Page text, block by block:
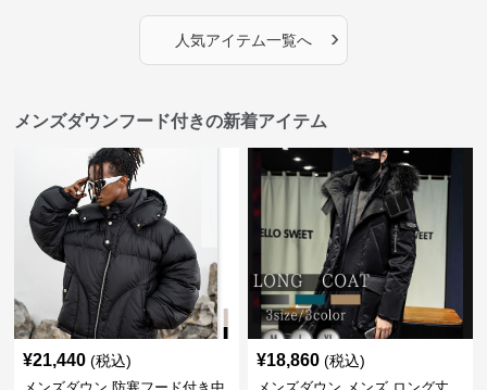
人気アイテム一覧へ ›
メンズダウンフード付きの新着アイテム
¥21,440 (税込) ¥18,860 (税込)